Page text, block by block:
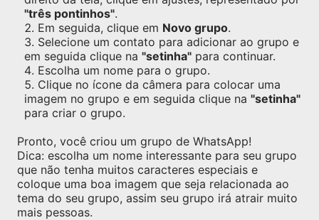
"três pontinhos".
Em seguida, clique em Novo grupo.
Selecione um contato para adicionar ao grupo e
em seguida clique na "setinha" para continuar.
Escolha um nome para o grupo.
Clique no ícone da câmera para colocar uma
imagem no grupo e em seguida clique na "setinha"
para criar o grupo.
Pronto, você criou um grupo de WhatsApp!
Dica: escolha um nome interessante para seu grupo
que não tenha muitos caracteres especiais e
coloque uma boa imagem que seja relacionada ao
tema do seu grupo, assim seu grupo irá atrair muito
mais pessoas.